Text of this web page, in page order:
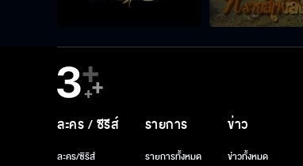
ละคร / ซีรีส์
ละคร/ซีรีส์
รายการ
รายการทั้งหมด
ข่าว
ข่าวทั้งหมด